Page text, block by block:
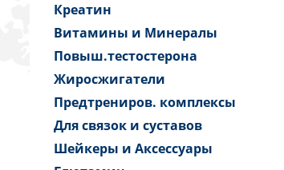
Креатин
Витамины и Минералы
Повыш.тестостерона
Жиросжигатели
Предтрениров. комплексы
Для связок и суставов
Шейкеры и Аксессуары